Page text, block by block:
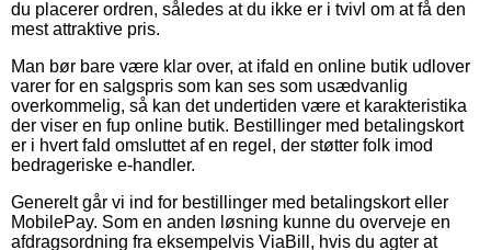
du placerer ordren, således at du ikke er i tvivl om at få den
mest attraktive pris.
Man bør bare være klar over, at ifald en online butik udlover
varer for en salgspris som kan ses som usædvanlig
overkommelig, så kan det undertiden være et karakteristika
der viser en fup online butik. Bestillinger med betalingskort
er i hvert fald omsluttet af en regel, der støtter folk imod
bedrageriske e-handler.
Generelt går vi ind for bestillinger med betalingskort eller
MobilePay. Som en anden løsning kunne du overveje en
afdragsordning fra eksempelvis ViaBill, hvis du agter at